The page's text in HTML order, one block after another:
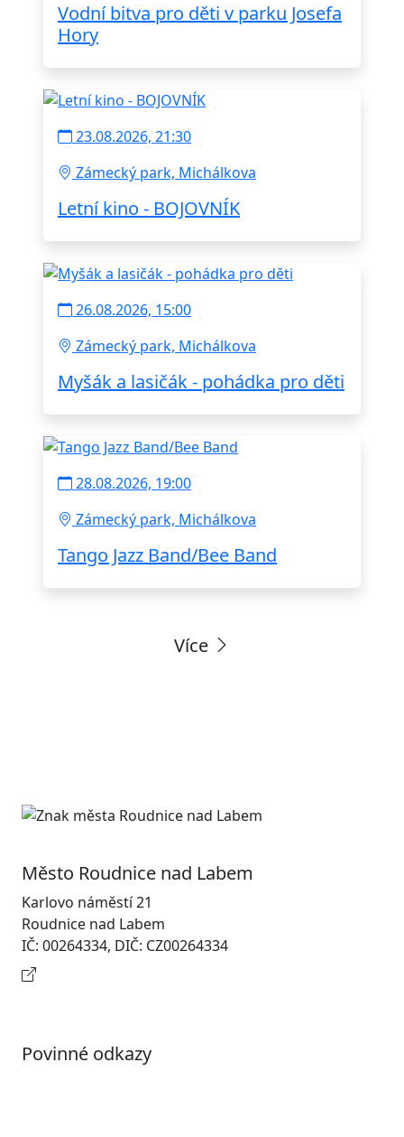
Vodní bitva pro děti v parku Josefa
Hory
23.08.2026, 21:30
Zámecký park, Michálkova
Letní kino - BOJOVNÍK
26.08.2026, 15:00
Zámecký park, Michálkova
Myšák a lasičák - pohádka pro děti
28.08.2026, 19:00
Zámecký park, Michálkova
Tango Jazz Band/Bee Band
Více
Město Roudnice nad Labem
Karlovo náměstí 21
Roudnice nad Labem
IČ: 00264334, DIČ: CZ00264334
Povinné odkazy